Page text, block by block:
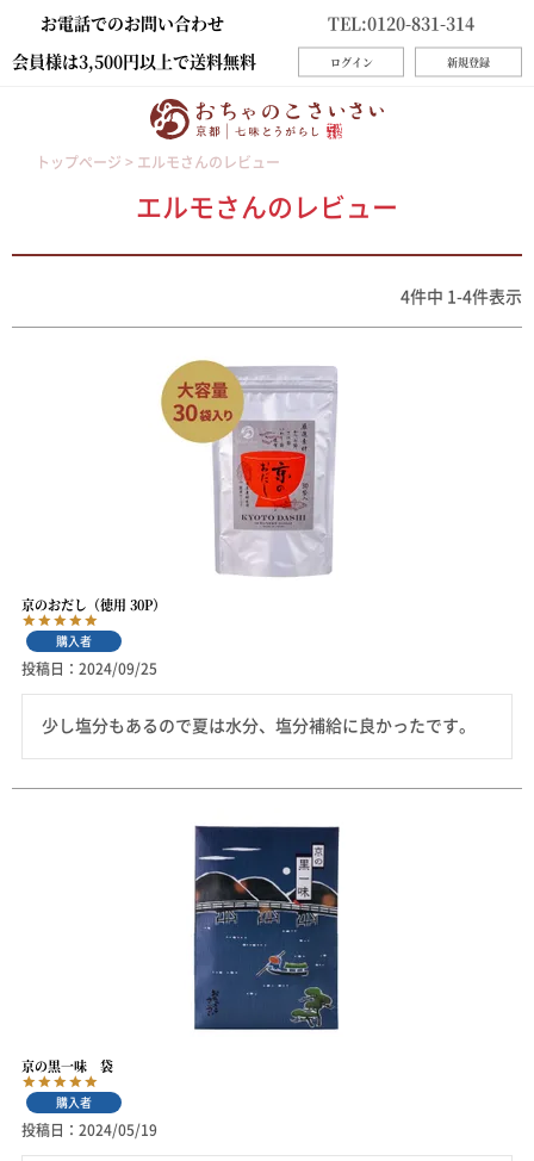
お電話でのお問い合わせ
TEL:0120-831-314
会員様は3,500円以上で送料無料
ログイン 新規登録
トップページ エルモさんのレビュー
エルモさんのレビュー
4件中 1 -4件表示
京のおだし（徳用 30P）
購入者
投稿日 2024/09/25
京の黒一味 袋
購入者
投稿日 2024/05/19